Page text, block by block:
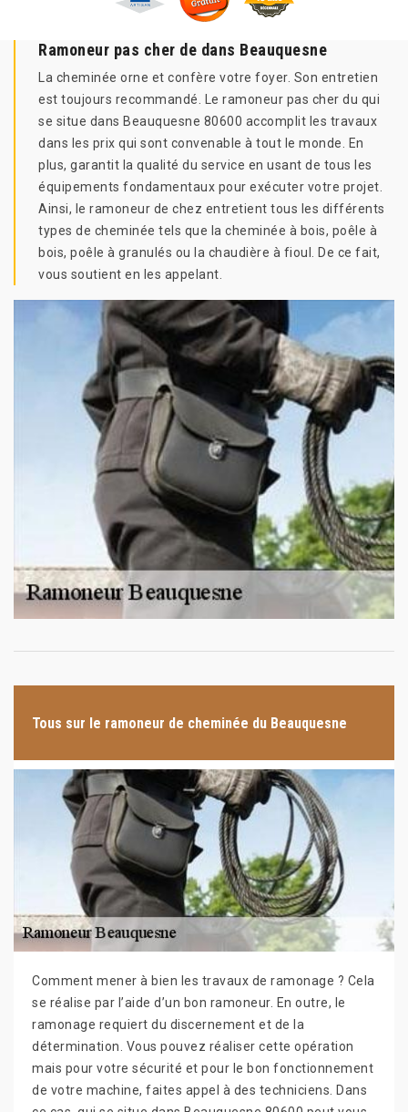
Ramoneur pas cher de dans Beauquesne
La cheminée orne et confère votre foyer. Son entretien
est toujours recommandé. Le ramoneur pas cher du qui
se situe dans Beauquesne 80600 accomplit les travaux
dans les prix qui sont convenable à tout le monde. En
plus, garantit la qualité du service en usant de tous les
équipements fondamentaux pour exécuter votre projet.
Ainsi, le ramoneur de chez entretient tous les différents
types de cheminée tels que la cheminée à bois, poêle à
bois, poêle à granulés ou la chaudière à fioul. De ce fait,
vous soutient en les appelant.
Tous sur le ramoneur de cheminée du Beauquesne
Comment mener à bien les travaux de ramonage ? Cela
se réalise par l’aide d’un bon ramoneur. En outre, le
ramonage requiert du discernement et de la
détermination. Vous pouvez réaliser cette opération
mais pour votre sécurité et pour le bon fonctionnement
de votre machine, faites appel à des techniciens. Dans